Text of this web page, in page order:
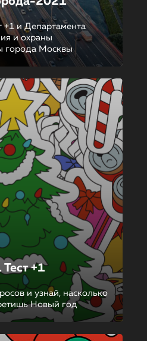
+1 и Департамента
и охраны
города Москвы
Тест +1
и узнай, насколько
Новый год